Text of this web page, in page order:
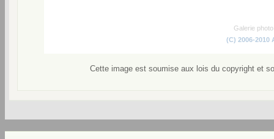
Galerie
(C) 2006-2010
Cette image est soumise aux lois du copyright et